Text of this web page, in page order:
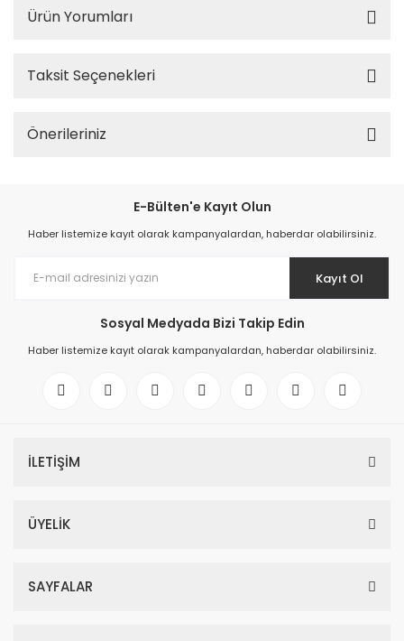
Ürün Yorumları
Taksit Seçenekleri
Önerileriniz
E-Bülten'e Kayıt Olun
Haber listemize kayıt olarak kampanyalardan, haberdar olabilirsiniz.
Kayıt Ol
Sosyal Medyada Bizi Takip Edin
Haber listemize kayıt olarak kampanyalardan, haberdar olabilirsiniz.
İLETİŞİM
ÜYELİK
SAYFALAR